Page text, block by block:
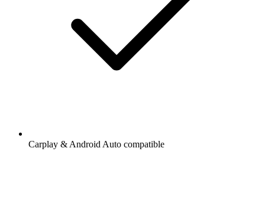
Carplay & Android Auto compatible